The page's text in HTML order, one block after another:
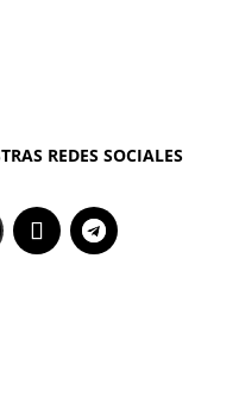
REDES SOCIALES